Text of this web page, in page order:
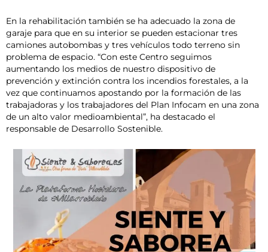
En la rehabilitación también se ha adecuado la zona de
garaje para que en su interior se pueden estacionar tres
camiones autobombas y tres vehículos todo terreno sin
problema de espacio. “Con este Centro seguimos
aumentando los medios de nuestro dispositivo de
prevención y extinción contra los incendios forestales, a la
vez que continuamos apostando por la formación de las
trabajadoras y los trabajadores del Plan Infocam en una zona
de un alto valor medioambiental”, ha destacado el
responsable de Desarrollo Sostenible.